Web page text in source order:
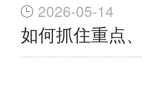
2026-05-14
如何抓住重点